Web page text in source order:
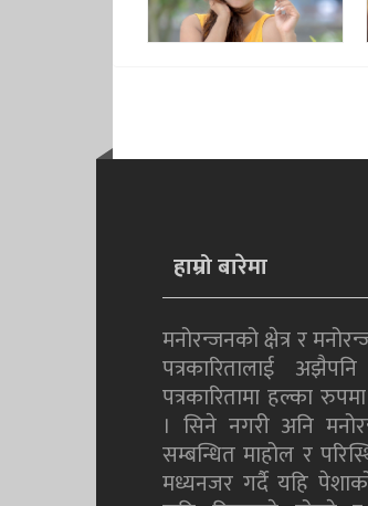
हाम्रो बारेमा
मनोरन्जनको क्षेत्र र
पत्रकारितालाई
पत्रकारितामा हल्का
। सिने नगरी अनि
सम्बन्धित माहोल र
मध्यनजर गर्दै यहि